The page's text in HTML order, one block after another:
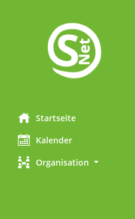
Startseite
Kalender
Organisation